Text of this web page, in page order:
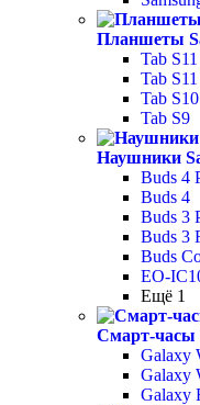
Планшеты
Tab
Tab S11
Tab
Tab S9
Наушники
Buds 4
Buds 4
Buds 3
Buds 3
Buds
EO-
Ещё 1
Смарт-часы
Galaxy
Galaxy
Galaxy